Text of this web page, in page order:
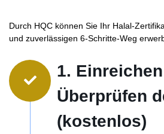
Durch HQC können Sie Ihr Halal-
und zuverlässigen 6-Schritte-Weg
1.
Überprüfen
(kostenlos)